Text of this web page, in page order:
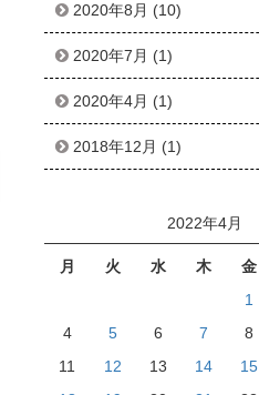
2020年8月 (10)
2020年7月 (1)
2020年4月 (1)
2018年12月 (1)
2022年4月
月 火 水 木 金
1
4
5 6 7 8
11
12 13 14 15